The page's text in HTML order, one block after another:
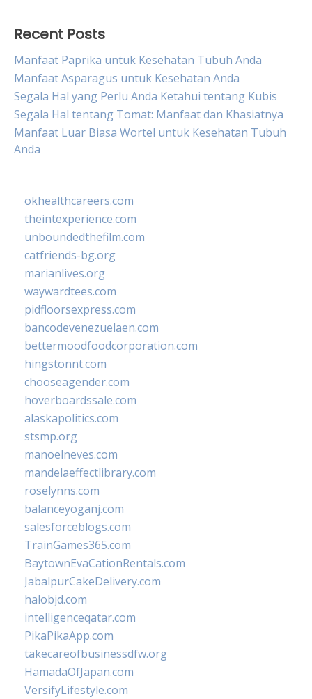
Recent Posts
Manfaat Paprika untuk Kesehatan Tubuh Anda
Manfaat Asparagus untuk Kesehatan Anda
Segala Hal yang Perlu Anda Ketahui tentang Kubis
Segala Hal tentang Tomat: Manfaat dan Khasiatnya
Manfaat Luar Biasa Wortel untuk Kesehatan Tubuh
Anda
okhealthcareers.com
theintexperience.com
unboundedthefilm.com
catfriends-bg.org
marianlives.org
waywardtees.com
pidfloorsexpress.com
bancodevenezuelaen.com
bettermoodfoodcorporation.com
hingstonnt.com
chooseagender.com
hoverboardssale.com
alaskapolitics.com
stsmp.org
manoelneves.com
mandelaeffectlibrary.com
roselynns.com
balanceyoganj.com
salesforceblogs.com
TrainGames365.com
BaytownEvaCationRentals.com
JabalpurCakeDelivery.com
halobjd.com
intelligenceqatar.com
PikaPikaApp.com
takecareofbusinessdfw.org
HamadaOfJapan.com
VersifyLifestyle.com